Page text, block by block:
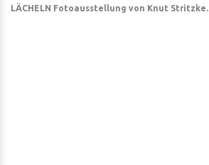
LÄCHELN Fotoausstellung von Knut Stritzke.